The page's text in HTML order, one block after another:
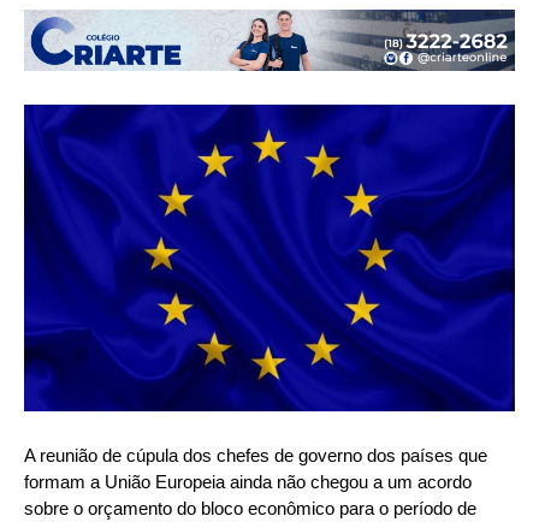
A reunião de cúpula dos chefes de governo dos países que
formam a União Europeia ainda não chegou a um acordo
sobre o orçamento do bloco econômico para o período de